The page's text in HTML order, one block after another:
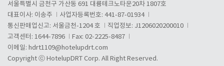
서울특별시 금천구 가산동 691 대륭테크노타운20차 1807호
대표이사: 이송주
사업자등록번호: 441-87-01934
통신판매업신고: 서울금천-1204 호
직업정보: J1206020200010
고객센터: 1644-7896
Fax: 02-2225-8487
이메일: hdrt1109@hotelupdrt.com
Copyright ⓒ HotelupDRT Corp. All Right Reserved.